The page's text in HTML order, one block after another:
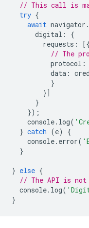
// This call is
try {
await navigator .
digital :
{
requests :
[{
// The
protocol :
data :
}
}]
}
});
console. log(
} catch (e)
{
console. error(
}
} else {
// The API is not
console. log(
}